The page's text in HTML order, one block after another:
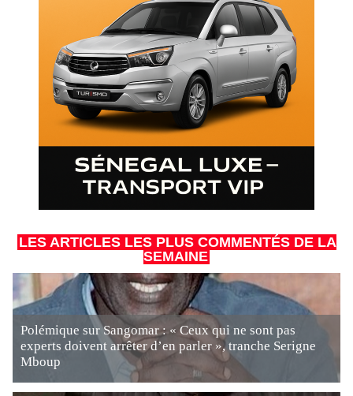
LES ARTICLES LES PLUS COMMENTÉS DE LA
SEMAINE
Polémique sur Sangomar : « Ceux qui ne sont pas
experts doivent arrêter d’en parler », tranche Serigne
Mboup